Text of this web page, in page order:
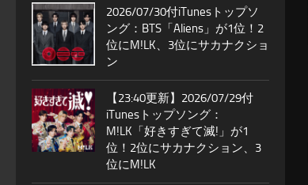
2026/07/30付iTunesトップソ
ング：BTS「Aliens」が1位！2
位にM!LK、3位にサカナクショ
ン
【23:40更新】2026/07/29付
iTunesトップソング：
M!LK「好きすぎて滅!」が1
位！2位にサカナクション、3
位にM!LK